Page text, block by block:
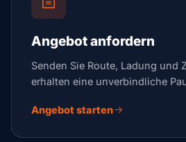
Angebot anfordern
Senden Sie Route, Ladung und
erhalten eine unverbindliche
Angebot starten